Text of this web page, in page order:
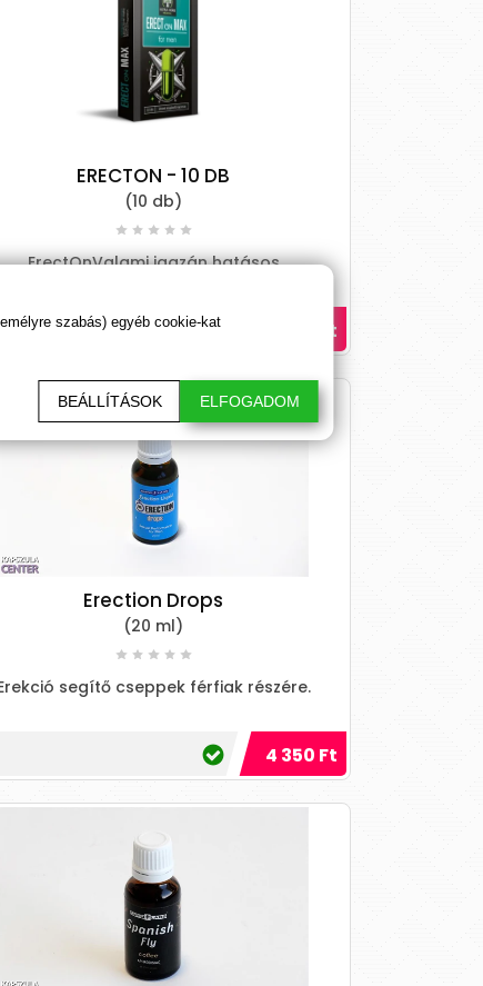
ERECTON - 10 DB
(10 db)
ErectOnValami igazán hatásos
olyan te
9 590 Ft
Erection Drops
(20 ml)
segítő cseppek férfiak részére.
4 350 Ft
szabás) egyéb cookie-kat
BEÁLLÍTÁSOK ELFOGADOM